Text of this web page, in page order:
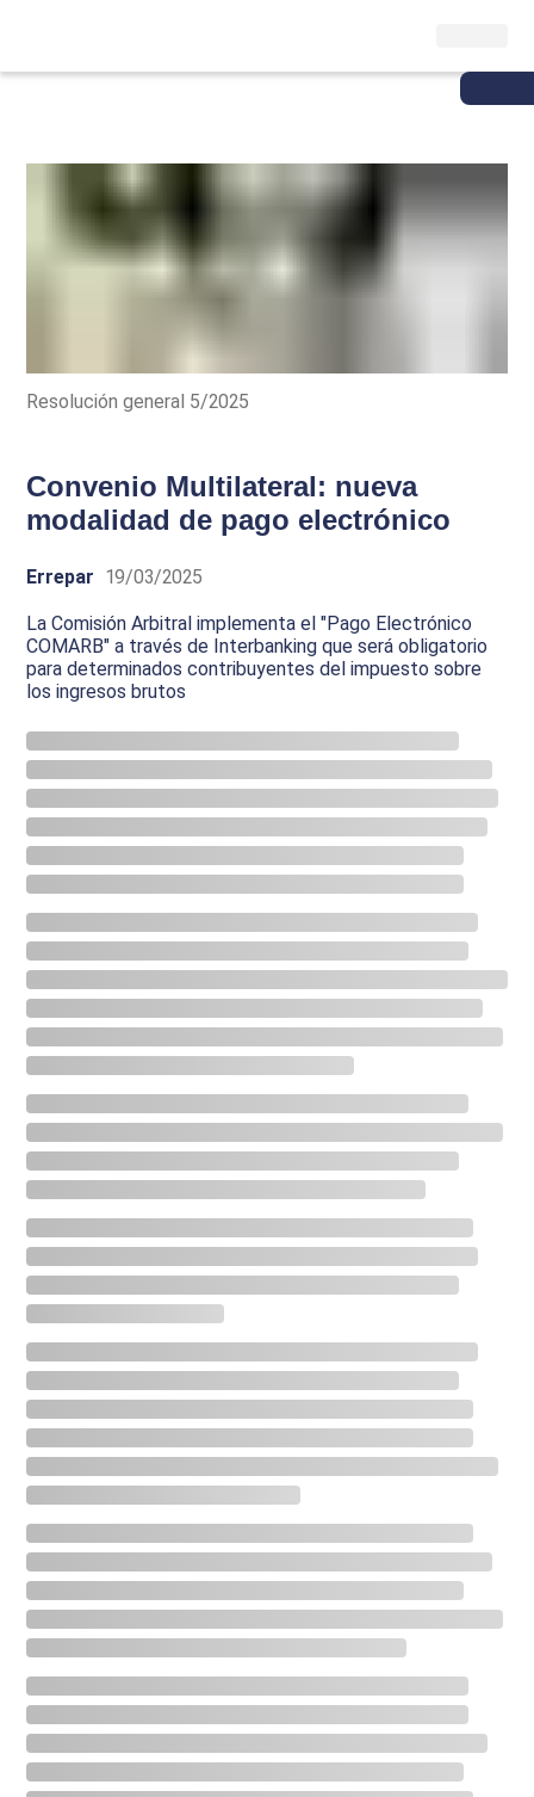
Resolución general 5/2025
Convenio Multilateral: nueva
modalidad de pago electrónico
Errepar 19/03/2025
La Comisión Arbitral implementa el "Pago Electrónico
COMARB" a través de Interbanking que será obligatorio
para determinados contribuyentes del impuesto sobre
los ingresos brutos